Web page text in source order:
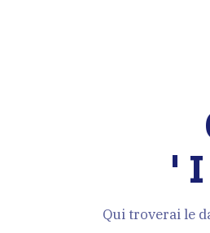
'
Qui troverai le